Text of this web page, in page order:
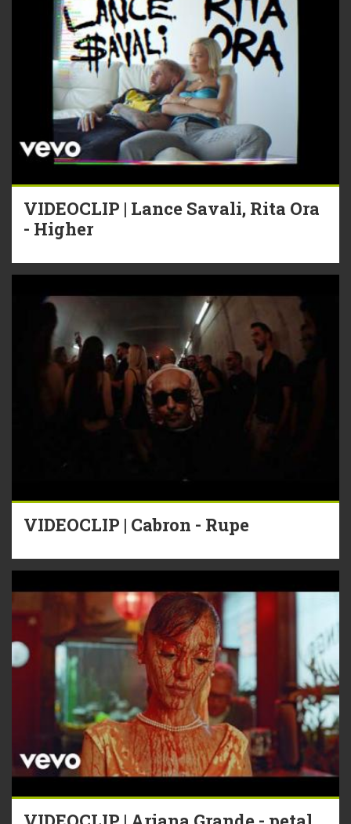
VIDEOCLIP | Lance Savali, Rita Ora
- Higher
VIDEOCLIP | Cabron - Rupe